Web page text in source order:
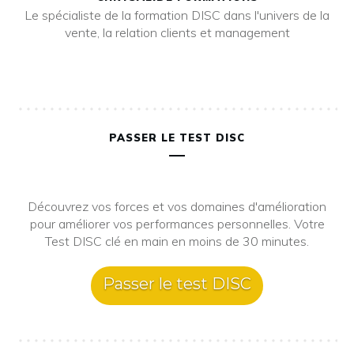
Le spécialiste de la formation DISC dans l'univers de la
vente, la relation clients et management
PASSER LE TEST DISC
Découvrez vos forces et vos domaines d'amélioration
pour améliorer vos performances personnelles. Votre
Test DISC clé en main en moins de 30 minutes.
Passer le test DISC